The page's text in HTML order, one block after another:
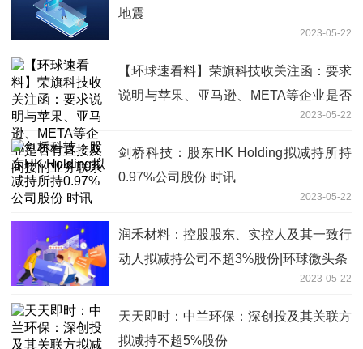
地震
2023-05-22
【环球速看料】荣旗科技收关注函：要求
说明与苹果、亚马逊、META等企业是否
2023-05-22
剑桥科技：股东HK Holding拟减持所持
0.97%公司股份 时讯
2023-05-22
润禾材料：控股股东、实控人及其一致行
动人拟减持公司不超3%股份|环球微头条
2023-05-22
天天即时：中兰环保：深创投及其关联方
拟减持不超5%股份